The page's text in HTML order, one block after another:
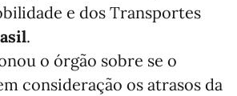
e dos Transportes
.
o órgão sobre se o
consideração os atrasos da